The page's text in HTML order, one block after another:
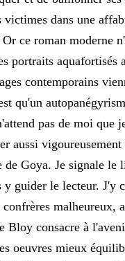
victimes dans une
ce roman moderne
portraits aquafortisés
contemporains
qu'un
pas de moi que
aussi
de Goya. Je signale le
y guider le lecteur. J'y
malheureux,
Bloy consacre à
oeuvres mieux